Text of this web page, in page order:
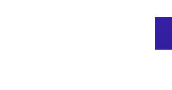
お客さまが希望されるサービ